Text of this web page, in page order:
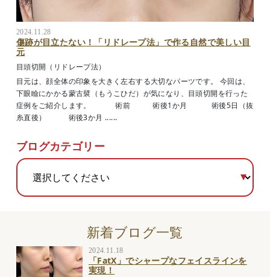
2024.11.28
傷跡が目立たない！「リドレープ法」で作る自然で美しい目
元
目頭切開（リドレープ法）
目元は、顔全体の印象を大きく左右する大切なパーツです。 今回は、
下眼瞼にかかる蒙古襞（もうこひだ）が気になり、目頭切開を行った
症例をご紹介します。 術前 術後1か月 術後5日（抜
糸直後） 術後3か月 ......
ブログカテゴリー
新着ブログ一覧
2024.11.18
「FatX」でシャープなフェイスラインを
実現！